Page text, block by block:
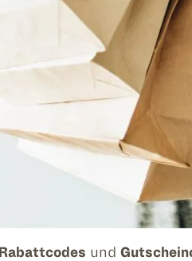
Rabattcodes und